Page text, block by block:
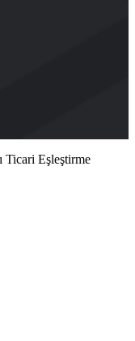
Ticari Eşleştirme